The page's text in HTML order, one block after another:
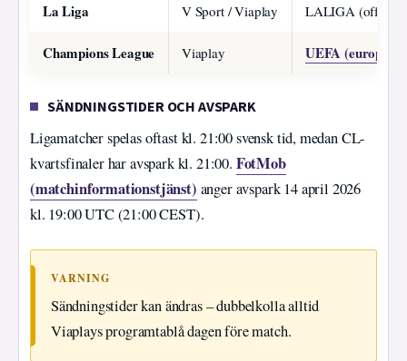
La Liga V Sport / Viaplay LALIGA (officiell
Champions League Viaplay UEFA
SÄNDNINGSTIDER OCH AVSPARK
Ligamatcher spelas oftast kl. 21:00 svensk tid, medan CL-
kvartsfinaler har avspark kl. 21:00. FotMob
(matchinformationstjänst) anger avspark 14 april 2026
kl. 19:00 UTC (21:00 CEST).
VARNING
Sändningstider kan ändras – dubbelkolla alltid
Viaplays programtablå dagen före match.